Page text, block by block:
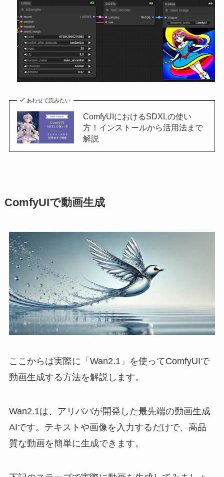
あわせて読みたい
ComfyUIにおけるSDXLの使い
方！インストールから活用法まで
解説
ComfyUIで動画生成
ここからは実際に「Wan2.1」を使ってComfyUIで
動画生成する方法を解説します。
Wan2.1は、アリババが開発した最先端の動画生成
AIです。テキストや画像を入力するだけで、高品
質な動画を簡単に生成できます。